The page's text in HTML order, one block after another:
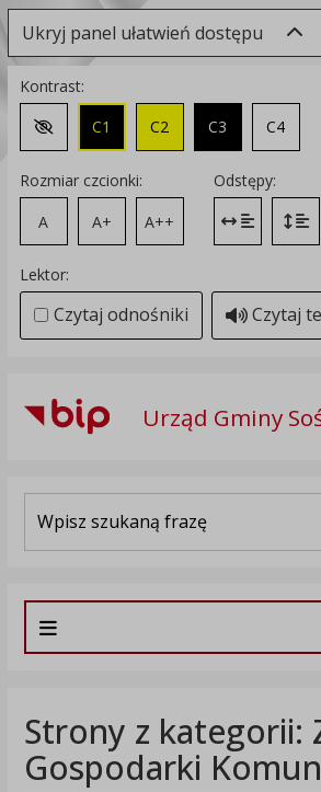
Ukryj panel ułatwień dostępu
Kontrast:
Zmień kontrast na domyślny
C1 C2 C3 C4
Rozmiar czcionki:
A
A+ A++
Odstępy:
Zmień
Lektor:
Czytaj odnośniki Czytaj
Urząd Gminy
Strony z kategorii:
Gospodarki